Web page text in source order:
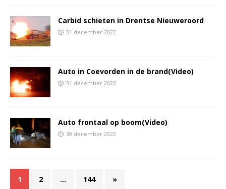
Carbid schieten in Drentse Nieuweroord
31 december 2022
Auto in Coevorden in de brand(Video)
31 december 2022
Auto frontaal op boom(Video)
30 december 2022
1 2 … 144 »